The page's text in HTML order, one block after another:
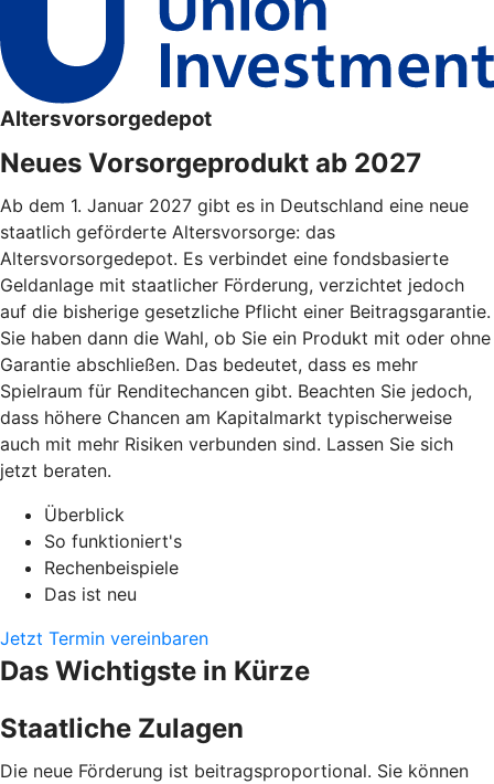
Altersvorsorgedepot
Neues Vorsorgeprodukt ab 2027
Ab dem 1. Januar 2027 gibt es in Deutschland eine neue
staatlich geförderte Altersvorsorge: das
Altersvorsorgedepot. Es verbindet eine fondsbasierte
Geldanlage mit staatlicher Förderung, verzichtet jedoch
auf die bisherige gesetzliche Pflicht einer Beitragsgarantie.
Sie haben dann die Wahl, ob Sie ein Produkt mit oder ohne
Garantie abschließen. Das bedeutet, dass es mehr
Spielraum für Renditechancen gibt. Beachten Sie jedoch,
dass höhere Chancen am Kapitalmarkt typischerweise
auch mit mehr Risiken verbunden sind. Lassen Sie sich
jetzt beraten.
Überblick
So funktioniert's
Rechenbeispiele
Das ist neu
Jetzt Termin vereinbaren
Das Wichtigste in Kürze
Staatliche Zulagen
Die neue Förderung ist beitragsproportional. Sie können